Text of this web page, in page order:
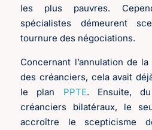
les plus pauvres.
spécialistes démeurent
tournure des négociations.
Concernant l’annulation de
des créanciers, cela avait
le plan PPTE. Ensuite,
créanciers bilatéraux, le
accroître le scepticisme